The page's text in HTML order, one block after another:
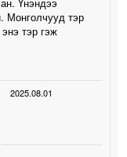
Монголчууд тэр
тэр гэж
2025.08.01